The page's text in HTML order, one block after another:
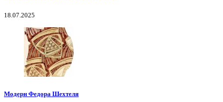
18.07.2025
Модерн Федора Шехтеля